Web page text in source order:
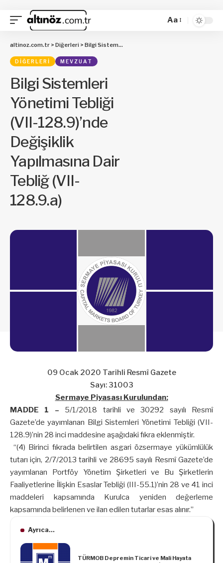
Aa
altinoz.com.tr > Diğerleri > Bilgi Sistemleri Yönetimi Tebliği (VII-128.9)’nde Değişiklik Yapılmasına Dair Tebliğ (VII-128.9.a)
DIĞERLERI MEVZUAT
Bilgi Sistemleri
Yönetimi Tebliği
(VII-128.9)’nde
Değişiklik
Yapılmasına Dair
Tebliğ (VII-
128.9.a)
09 Ocak 2020 Tarihli Resmî Gazete
Sayı: 31003
Sermaye Piyasası Kurulundan:
MADDE 1 – 5/1/2018 tarihli ve 30292 sayılı Resmî
Gazete’de yayımlanan Bilgi Sistemleri Yönetimi Tebliği (VII-
128.9)’nin 28 inci maddesine aşağıdaki fıkra eklenmiştir.
“(4) Birinci fıkrada belirtilen asgari özsermaye yükümlülük
tutarı için, 2/7/2013 tarihli ve 28695 sayılı Resmî Gazete’de
yayımlanan Portföy Yönetim Şirketleri ve Bu Şirketlerin
Faaliyetlerine İlişkin Esaslar Tebliği (III-55.1)’nin 28 ve 41 inci
maddeleri kapsamında Kurulca yeniden değerleme
kapsamında belirlenen ve ilan edilen tutarlar esas alınır.”
Ayrıca...
TÜRMOB Depremin Ticari ve Mali Hayata